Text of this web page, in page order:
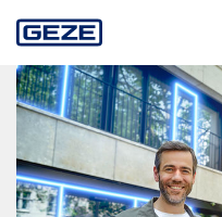
to
content